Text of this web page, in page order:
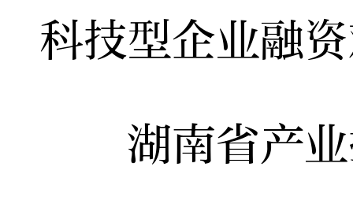
科技型企业融
湖南省产业